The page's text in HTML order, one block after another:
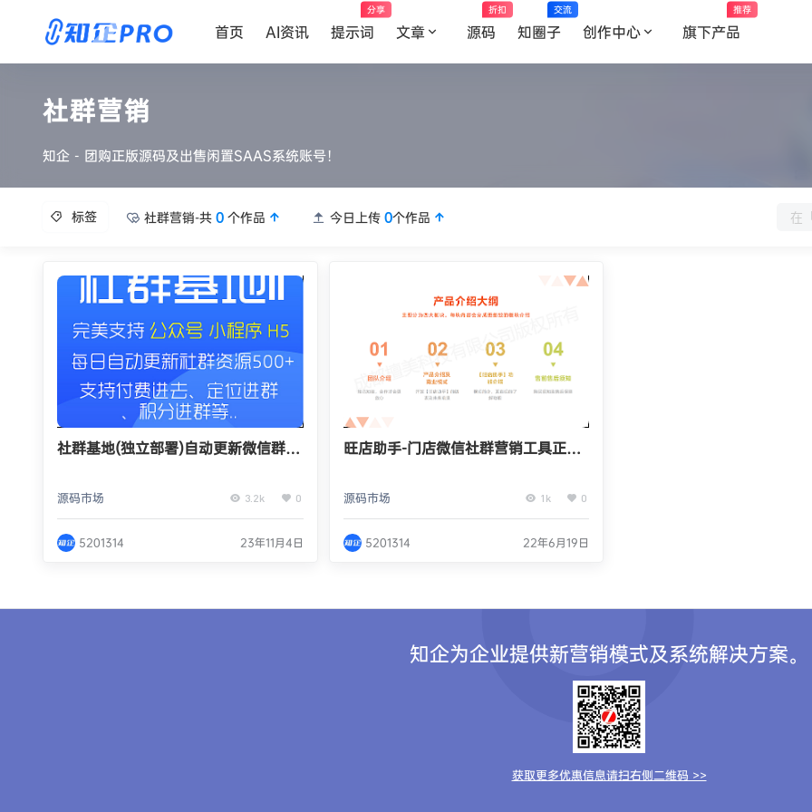
首页 AI资讯 提示词
分享
文章 源码
折扣
知圈子
交流
创作中心 旗下产品
推荐
社群营销
知企 - 团购正版源码及出售闲置SAAS系统账号！
标签 社群营销-共 0 个作品 今日上传 0个作品
社群基地(独立部署)自动更新微信群正
源码市场 3.2k 0
5201314 23年11月4日
旺店助手-门店微信社群营销工具正版
源码市场 1k 0
5201314 22年6月19日
知企为企业提供新营销模式及系统解决方案。
获取更多优惠信息请扫右侧二维码 >>